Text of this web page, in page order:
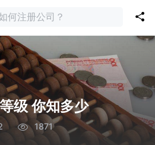
何注册公司？
级 你知多少
1871